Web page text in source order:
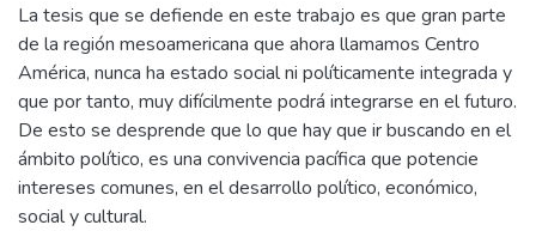
La tesis que se defiende en este trabajo es que gran parte
de la región mesoamericana que ahora llamamos Centro
América, nunca ha estado social ni políticamente integrada y
que por tanto, muy difícilmente podrá integrarse en el futuro.
De esto se desprende que lo que hay que ir buscando en el
ámbito político, es una convivencia pacífica que potencie
intereses comunes, en el desarrollo político, económico,
social y cultural.